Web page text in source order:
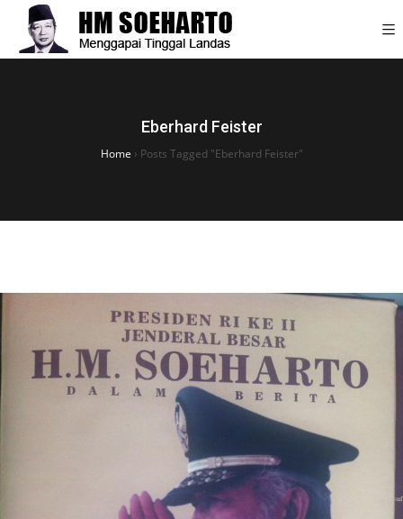
Eberhard Feister
Home › Posts Tagged "Eberhard Feister"